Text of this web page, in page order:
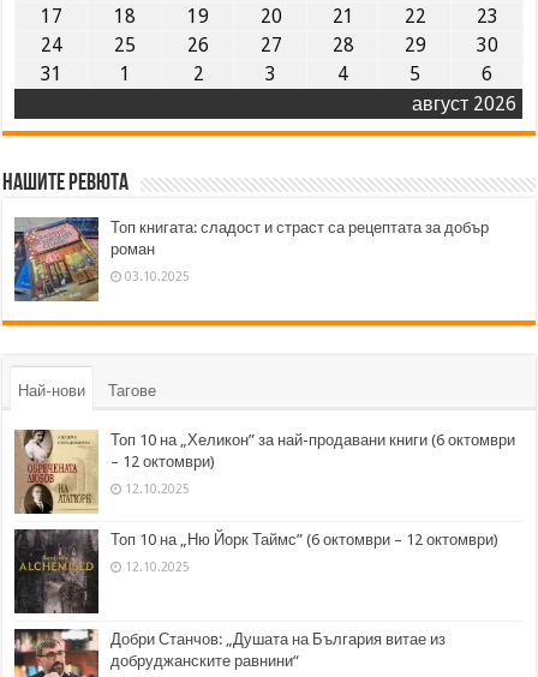
август 2026
17
18 19 20 21 22
23
24
25 26 27 28 29
30
31
1 2 3 4 5 6
Нашите ревюта
Топ книгата: сладост и страст са рецептата за добър
роман
03.10.2025
Най-нови Тагове
Топ 10 на „Хеликон” за най-продавани книги (6 октомври
– 12 октомври)
12.10.2025
Топ 10 на „Ню Йорк Таймс” (6 октомври – 12 октомври)
12.10.2025
Добри Станчов: „Душата на България витае из
добруджанските равнини“